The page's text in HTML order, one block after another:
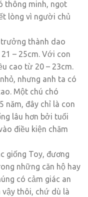
thông minh, ngọt
lòng vì người chủ
trưởng thành dao
– 25cm. Với con
cao từ 20 – 23cm.
nhưng anh ta có
Một chú chó
năm, đây chỉ là con
lâu hơn bởi tuổi
điều kiện chăm
giống Toy, đương
những căn hộ hay
có cảm giác an
thôi, chứ dù là